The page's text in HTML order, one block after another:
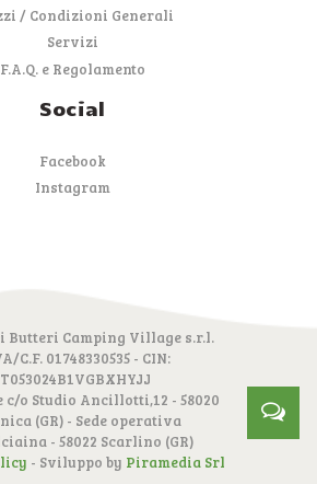
/ Condizioni Generali
Servizi
F.A.Q. e Regolamento
Social
Facebook
Instagram
Butteri Camping Village s.r.l.
C.F. 01748330535 - CIN:
c/o Studio Ancillotti,12 - 58020
(GR) - Sede operativa
- 58022 Scarlino (GR)
- Sviluppo by Piramedia Srl